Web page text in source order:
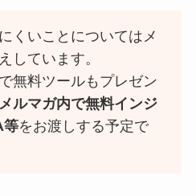
くいことについてはメ
しています。
無料ツールもプレゼン
メルマガ内で無料インジ
等をお渡しする予定で